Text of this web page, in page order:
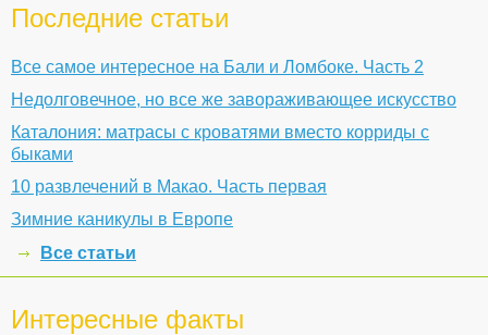
Последние статьи
Все самое интересное на Бали и Ломбоке. Часть 2
Недолговечное, но все же завораживающее искусство
Каталония: матрасы с кроватями вместо корриды с
быками
10 развлечений в Макао. Часть первая
Зимние каникулы в Европе
Все статьи
Интересные факты